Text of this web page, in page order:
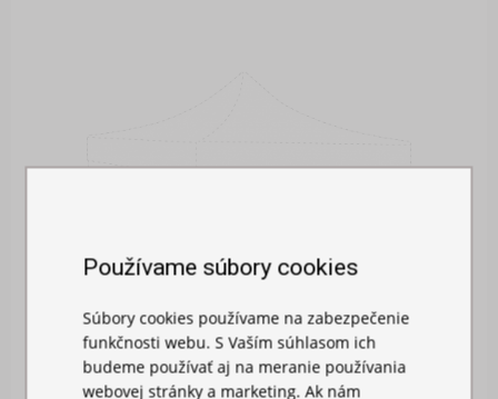
Používame súbory cookies
Súbory cookies používame na zabezpečenie
funkčnosti webu. S Vaším súhlasom ich
budeme používať aj na meranie používania
webovej stránky a marketing. Ak nám